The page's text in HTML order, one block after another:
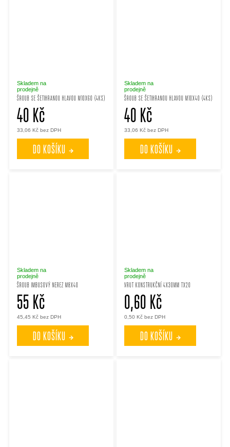
ŠROUB SE ŠETIHRANOU HLAVOU M10X60 (4KS)
Skladem na
prodejně
33,06 Kč bez DPH
40 Kč
DO KOŠÍKU
ŠROUB SE ŠETIHRANOU HLAVOU M10X40 (4KS)
Skladem na
prodejně
33,06 Kč bez DPH
40 Kč
DO KOŠÍKU
ŠROUB IMBUSOVÝ NEREZ M8X40
Skladem na
prodejně
45,45 Kč bez DPH
55 Kč
DO KOŠÍKU
VRUT KONSTRUKČNÍ 4X30MM TX20
Skladem na
prodejně
0,50 Kč bez DPH
0,60 Kč
DO KOŠÍKU